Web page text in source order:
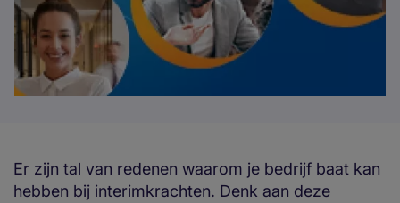
Er zijn tal van redenen waarom je bedrijf baat kan
hebben bij interimkrachten. Denk aan deze